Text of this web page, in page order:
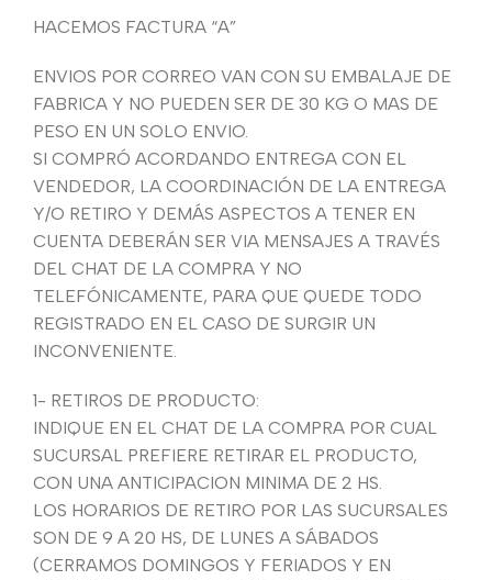
HACEMOS FACTURA “A”
ENVIOS POR CORREO VAN CON SU EMBALAJE DE
FABRICA Y NO PUEDEN SER DE 30 KG O MAS DE
PESO EN UN SOLO ENVIO.
SI COMPRÓ ACORDANDO ENTREGA CON EL
VENDEDOR, LA COORDINACIÓN DE LA ENTREGA
Y/O RETIRO Y DEMÁS ASPECTOS A TENER EN
CUENTA DEBERÁN SER VIA MENSAJES A TRAVÉS
DEL CHAT DE LA COMPRA Y NO
TELEFÓNICAMENTE, PARA QUE QUEDE TODO
REGISTRADO EN EL CASO DE SURGIR UN
INCONVENIENTE.
1- RETIROS DE PRODUCTO:
INDIQUE EN EL CHAT DE LA COMPRA POR CUAL
SUCURSAL PREFIERE RETIRAR EL PRODUCTO,
CON UNA ANTICIPACION MINIMA DE 2 HS.
LOS HORARIOS DE RETIRO POR LAS SUCURSALES
SON DE 9 A 20 HS, DE LUNES A SÁBADOS
(CERRAMOS DOMINGOS Y FERIADOS Y EN